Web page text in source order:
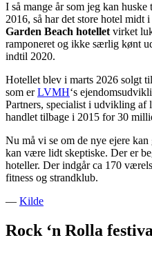
I så mange år som jeg kan
2016, så har det store hotel midt
Garden Beach hotellet virket
ramponeret og ikke særlig kønt
indtil 2020.
Hotellet blev i marts 2026 solgt
som erLVMH‘s
Partners, specialist i udvikling af
handlet tilbage i 2015 for 30
Nu må vi se om de nye ejere
kan være lidt skeptiske. Der er
hoteller. Der indgår ca 170
fitness og strandklub.
— Kilde
Rock ‘n Rolla